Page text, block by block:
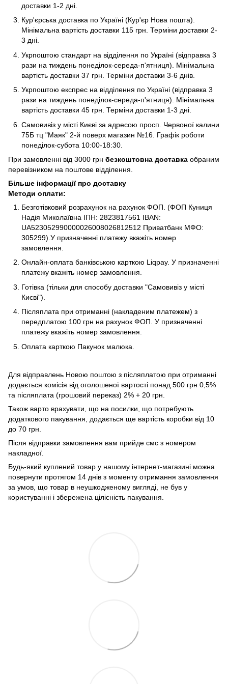
доставки 1-2 дні.
Кур'єрська доставка по Україні (Кур'єр Нова пошта).
Мінімальна вартість доставки 115 грн. Терміни доставки 2-
3 дні.
Укрпоштою стандарт на відділення по Україні (відправка 3
рази на тиждень понеділок-середа-п'ятниця). Мінімальна
вартість доставки 37 грн. Терміни доставки 3-6 днів.
Укрпоштою експрес на відділення по Україні (відправка 3
рази на тиждень понеділок-середа-п'ятниця). Мінімальна
вартість доставки 45 грн. Терміни доставки 1-3 дні.
Самовивіз у місті Києві за адресою просп. Червоної калини
75Б тц "Маяк" 2-й поверх магазин №16. Графік роботи
понеділок-субота 10:00-18:30.
При замовленні від 3000 грн безкоштовна доставка обраним
перевізником на поштове відділення.
Більше інформації про доставку
Методи оплати:
Безготівковий розрахунок на рахунок ФОП. (ФОП Куниця
Надія Миколаївна ІПН: 2823817561 IBAN:
UA523052990000026008026812512 Приватбанк МФО:
305299).У призначенні платежу вкажіть номер
замовлення.
Онлайн-оплата банківською карткою Liqpay. У призначенні
платежу вкажіть номер замовлення.
Готівка (тільки для способу доставки "Самовивіз у місті
Києві").
Післяплата при отриманні (накладеним платежем) з
передплатою 100 грн на рахунок ФОП. У призначенні
платежу вкажіть номер замовлення.
Оплата карткою Пакунок малюка.
Для відправлень Новою поштою з післяплатою при отриманні
додається комісія від оголошеної вартості понад 500 грн 0,5%
та післяплата (грошовий переказ) 2% + 20 грн.
Також варто врахувати, що на посилки, що потребують
додаткового пакування, додається ще вартість коробки від 10
до 70 грн.
Після відправки замовлення вам прийде смс з номером
накладної.
Будь-який куплений товар у нашому інтернет-магазині можна
повернути протягом 14 днів з моменту отримання замовлення
за умов, що товар в неушкодженому вигляді, не був у
користуванні і збережена цілісність пакування.